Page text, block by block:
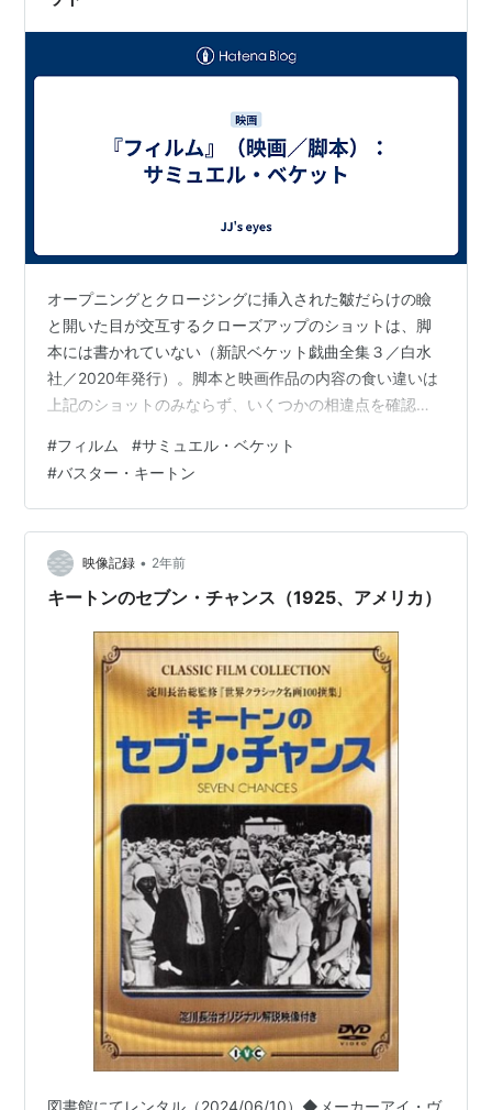
オープニングとクロージングに挿入された皺だらけの瞼
と開いた目が交互するクローズアップのショットは、脚
本には書かれていない（新訳ベケット戯曲全集３／白水
社／2020年発行）。脚本と映画作品の内容の食い違いは
上記のショットのみならず、いくつかの相違点を確認す
の夫婦のシーンだと、脚本では女性はペットの猿を抱え
ていることが記述されているが、映画では猿は登場して
いない。部屋の場面では、主人公が左手で右手の脈をは
かる動作が２回ほど出てくるのだが、脚本にはない。ま
た、犬と猫を追い出すシーンや写真を見るシーンには手
順や時間の描写にかなりの相違が見られる。壁に釘…
#フィルム #サミュエル・ベケット
#バスター・キートン
映像記録 • 2年前
キートンのセブン・チャンス（1925、アメリカ）
図書館にてレンタル（2024/06/10）◆メーカーアイ・ヴ